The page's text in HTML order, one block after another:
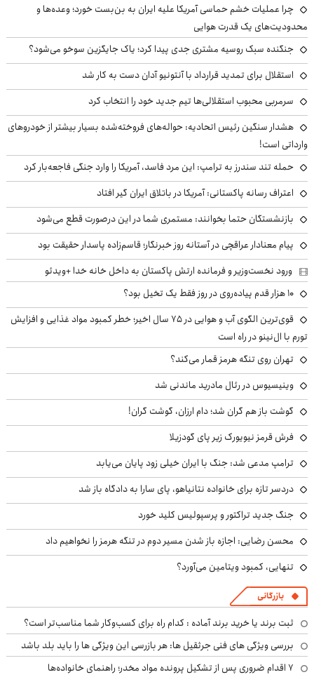
چرا عملیات خشم حماسی آمریکا علیه ایران به بن‌بست خورد؛ وعده‌ها و
محدودیت‌های یک قدرت هوایی
جنگنده سبک روسیه مشتری جدی پیدا کرد؛ یاک جایگزین سوخو می‌شود؟
استقلال برای تمدید قرارداد با آنتونیو آدان دست به کار شد
سرمربی محبوب استقلالی‌ها تیم جدید خود را انتخاب کرد
هشدار سنگین رئیس اتحادیه: حواله‌های فروخته‌شده بسیار بیشتر از خودروهای
وارداتی است!
حمله تند سندرز به ترامپ: این مرد فاسد، آمریکا را وارد جنگی فاجعه‌بار کرد
اعتراف رسانه پاکستانی: آمریکا در باتلاق ایران گیر افتاد
بازنشستگان حتما بخوانند: مستمری شما در این درصورت قطع می‌شود
پیام معنادار عراقچی در آستانه روز خبرنگار؛ قاسم‌زاده پاسدار حقیقت بود
ورود نخست‌وزیر و فرمانده ارتش پاکستان به داخل خانه خدا +ویدئو
۱۰ هزار قدم پیاده‌روی در روز فقط یک تخیل بود؟
قوی‌ترین الگوی آب و هوایی در ۷۵ سال اخیر؛ خطر کمبود مواد غذایی و افزایش
تورم با ال‌نینو در راه است
تهران روی تنگه هرمز قمار می‌کند؟
وینیسیوس در رئال مادرید ماندنی شد
گوشت باز هم گران شد؛ دام ارزان، گوشت گران!
فرش قرمز نیویورک زیر پای گودزیلا
ترامپ مدعی شد: جنگ با ایران خیلی زود پایان می‌یابد
دردسر تازه برای خانواده نتانیاهو، پای سارا به دادگاه باز شد
جنگ جدید تراکتور و پرسپولیس کلید خورد
محسن رضایی: اجازه باز شدن مسیر دوم در تنگه هرمز را نخواهیم داد
تنهایی، کمبود ویتامین می‌آورد؟
بازرگانی
ثبت برند یا خرید برند آماده : کدام راه برای کسب‌وکار شما مناسب‌تر است؟
بررسی ویژگی های فنی جرثقیل ها: هر بازرسی این ویژگی ها را باید بلد باشد
۷ اقدام ضروری پس از تشکیل پرونده مواد مخدر؛ راهنمای خانواده‌ها